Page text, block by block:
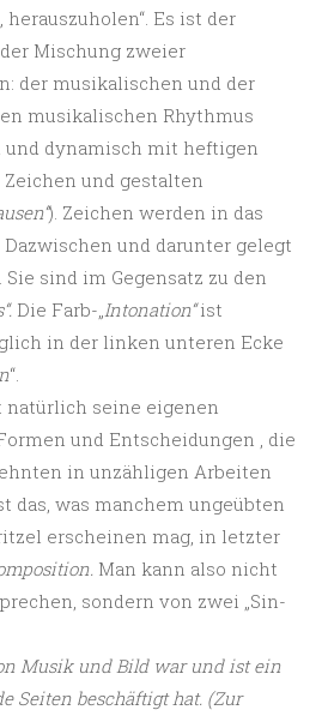
Es ist der
Mischung zweier
der musikalischen und der
musikalischen Rhythmus
dynamisch mit heftigen
und gestalten
). Zeichen werden in das
Dazwischen und darunter gelegt
sind im Gegensatz zu den
Die Farb-„Intonation“ist
in der linken unteren Ecke
“.
seine eigenen
und Entscheidungen , die
in unzähligen Arbeiten
das, was manchem ungeübten
erscheinen mag, in letzter
Man kann also nicht
sondern von zwei „Sin-
Musik und Bild war und ist ein
Seiten beschäftigt hat. (Zur